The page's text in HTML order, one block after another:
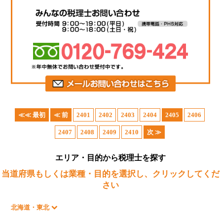
≪≪ 最初 ≪ 前 2401 2402 2403 2404 2405 2406
2407 2408 2409 2410 次 ≫
エリア・目的から税理士を探す
当道府県もしくは業種・目的を選択し、クリックしてくだ
さい
北海道・東北